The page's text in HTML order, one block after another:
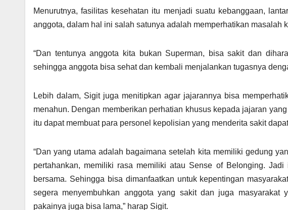
Menurutnya, fasilitas kesehatan itu menjadi suatu kebanggaan,
anggota, dalam hal ini salah satunya adalah memperhatikan masalah
“Dan tentunya anggota kita bukan Superman, bisa sakit dan
sehingga anggota bisa sehat dan kembali menjalankan tugasnya
Lebih dalam, Sigit juga menitipkan agar jajarannya bisa
menahun. Dengan memberikan perhatian khusus kepada jajaran
itu dapat membuat para personel kepolisian yang menderita sakit
“Dan yang utama adalah bagaimana setelah kita memiliki gedung
pertahankan, memiliki rasa memiliki atau Sense of Belonging.
bersama. Sehingga bisa dimanfaatkan untuk kepentingan
segera menyembuhkan anggota yang sakit dan juga masyarakat
pakainya juga bisa lama,” harap Sigit.